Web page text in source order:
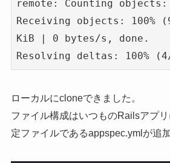
remote: Counting
Receiving objects: 100%
KiB | 0 bytes/s, done.
Resolving deltas: 100%
ローカルにcloneできました。
ファイル構成はいつものRailsアプ
定ファイルであるappspec.ymlが追